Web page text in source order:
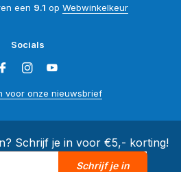
een 9.1 op Webwinkelkeur
Socials
voor onze nieuwsbrief
Schrijf je in voor €5,- korting!
Schrijf je in